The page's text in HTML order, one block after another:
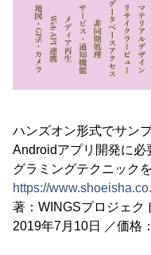
ハンズオン形式でサン
Androidアプリ開発に必
グラミングテクニック
https://
著：WINGSプロジェク
2019年7月10日 ／価格